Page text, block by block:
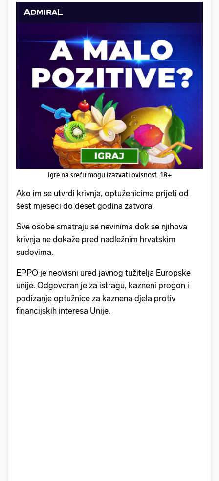
Igre na sreću mogu izazvati ovisnost. 18+
Ako im se utvrdi krivnja, optuženicima prijeti od
šest mjeseci do deset godina zatvora.
Sve osobe smatraju se nevinima dok se njihova
krivnja ne dokaže pred nadležnim hrvatskim
sudovima.
EPPO je neovisni ured javnog tužitelja Europske
unije. Odgovoran je za istragu, kazneni progon i
podizanje optužnice za kaznena djela protiv
financijskih interesa Unije.